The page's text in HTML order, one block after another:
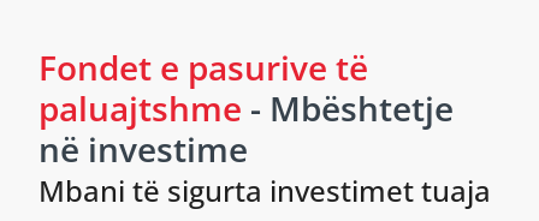
Fondet e pasurive të
paluajtshme - Mbështetje
në investime
Mbani të sigurta investimet tuaja